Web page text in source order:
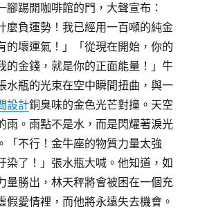
腳踢開咖啡館的門，大聲宣布：
麼負運勢！我已經用一百噸的純金
的壞運氣！」「從現在開始，你的
的金錢，就是你的正面能量！」牛
水瓶的光束在空中瞬間扭曲，與一
設計銅臭味的金色光芒對撞。天空
雨。雨點不是水，而是閃耀著淚光
「不行！金牛座的物質力量太強
染了！」張水瓶大喊。他知道，如
量勝出，林天秤將會被困在一個充
假愛情裡，而他將永遠失去機會。